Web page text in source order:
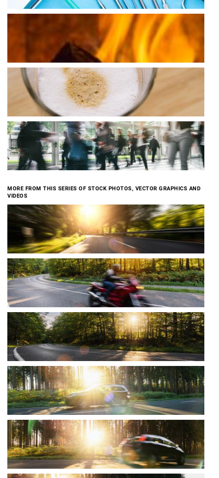
MORE FROM THIS SERIES OF STOCK PHOTOS, VECTOR GRAPHICS AND
VIDEOS